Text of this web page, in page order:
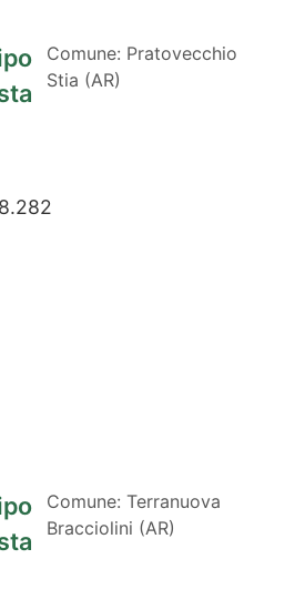
Comune: Pratovecchio
Stia (AR)
Comune: Terranuova
Bracciolini (AR)